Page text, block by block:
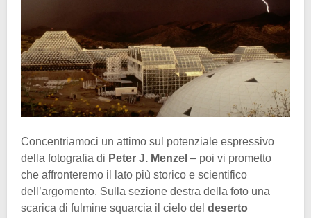
Concentriamoci un attimo sul potenziale espressivo
della fotografia di Peter J. Menzel – poi vi prometto
che affronteremo il lato più storico e scientifico
dell’argomento. Sulla sezione destra della foto una
scarica di fulmine squarcia il cielo del deserto